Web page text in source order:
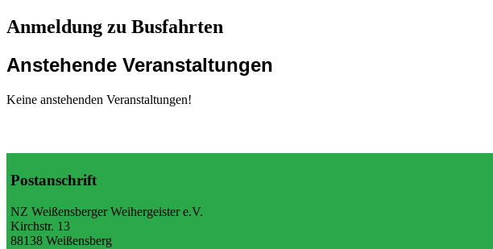
Anmeldung zu Busfahrten
Anstehende Veranstaltungen
Keine anstehenden Veranstaltungen!
Postanschrift
NZ Weißensberger Weihergeister e.V.
Kirchstr. 13
88138 Weißensberg